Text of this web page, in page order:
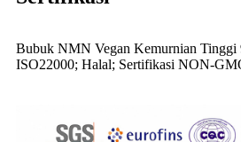
Bubuk NMN Vegan Kemurnian Tinggi
ISO22000; Halal; Sertifikasi NON-